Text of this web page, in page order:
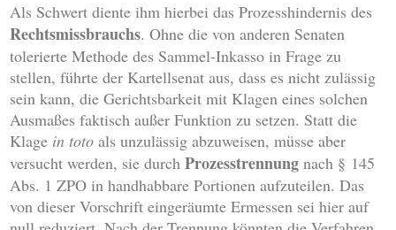
Als Schwert diente ihm hierbei das Prozesshindernis des
Rechtsmissbrauchs. Ohne die von anderen Senaten
tolerierte Methode des Sammel-Inkasso in Frage zu
stellen, führte der Kartellsenat aus, dass es nicht zulässig
sein kann, die Gerichtsbarkeit mit Klagen eines solchen
Ausmaßes faktisch außer Funktion zu setzen. Statt die
Klage in toto als unzulässig abzuweisen, müsse aber
versucht werden, sie durchProzesstrennung nach § 145
Abs. 1 ZPO in handhabbare Portionen aufzuteilen. Das
von dieser Vorschrift eingeräumte Ermessen sei hier auf